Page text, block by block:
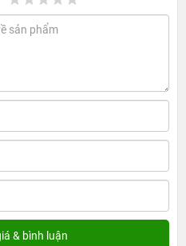
chọn cho mình 1 trong 3
sao cho phù hợp với phong
Engine đời mới, thao tác
hồ Apple series 4 trở nên
khi bấm hoặc xoay. Việc
và chính xác hơn, điều này
hiển thị nên hãy cứ thoải